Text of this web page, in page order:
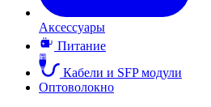
Аксессуары
Питание
Кабели и SFP модули
Оптоволокно